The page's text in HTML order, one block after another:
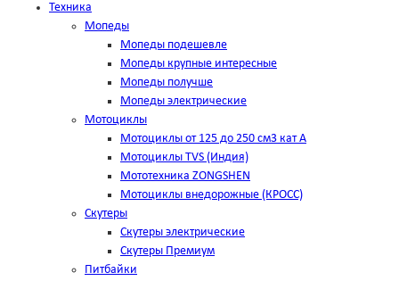
Техника
Мопеды
Мопеды подешевле
Мопеды крупные интересные
Мопеды получше
Мопеды электрические
Мотоциклы
Мотоциклы от 125 до 250 см3 кат А
Мотоциклы TVS (Индия)
Мототехника ZONGSHEN
Мотоциклы внедорожные (КРОСС)
Скутеры
Скутеры электрические
Скутеры Премиум
Питбайки